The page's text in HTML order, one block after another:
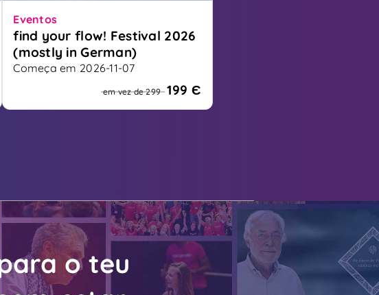
Eventos
find your flow! Festival 2026
(mostly in German)
Começa em 2026-11-07
Das grösste spirituelle Festival
em vez de 299 199 Є
o teu